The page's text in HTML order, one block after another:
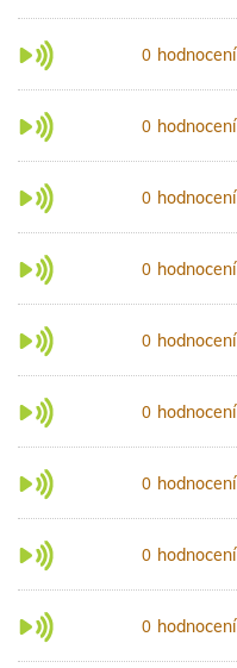
0 hodnocení
0 hodnocení
0 hodnocení
0 hodnocení
0 hodnocení
0 hodnocení
0 hodnocení
0 hodnocení
0 hodnocení